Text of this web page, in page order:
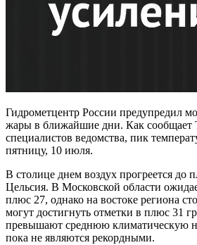
Гидрометцентр России предупредил
жары в ближайшие дни. Как сообщает
специалистов ведомства, пик
пятницу, 10 июля.
В столице днем воздух прогреется до
Цельсия. В Московской области
плюс 27, однако на востоке региона
могут достигнуть отметки в плюс 31
превышают среднюю климатическую
пока не являются рекордными.